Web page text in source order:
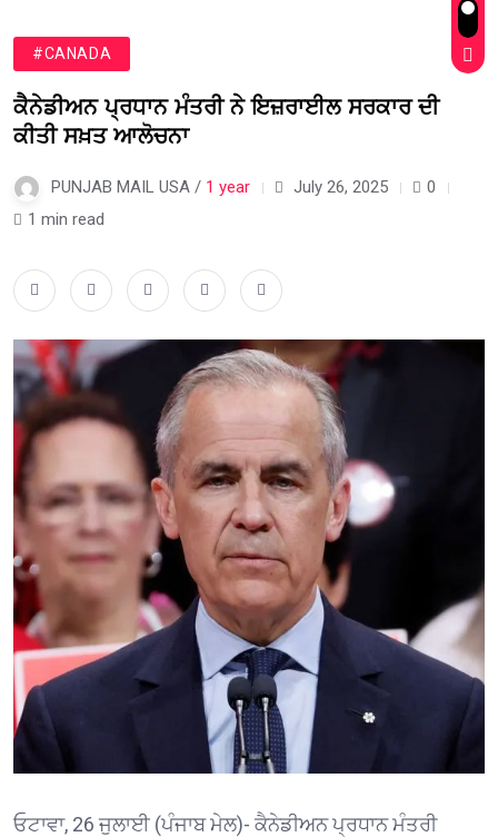
#CANADA
ਕੈਨੇਡੀਅਨ ਪ੍ਰਧਾਨ ਮੰਤਰੀ ਨੇ ਇਜ਼ਰਾਈਲ ਸਰਕਾਰ ਦੀ
ਕੀਤੀ ਸਖ਼ਤ ਆਲੋਚਨਾ
PUNJAB MAIL USA / 1 year July 26, 2025
0
1 min read
ਓਟਾਵਾ, 26 ਜੁਲਾਈ (ਪੰਜਾਬ ਮੇਲ)- ਕੈਨੇਡੀਅਨ ਪ੍ਰਧਾਨ ਮੰਤਰੀ